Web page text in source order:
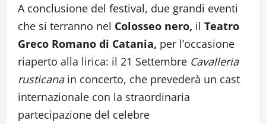
A conclusione del festival, due grandi eventi
che si terranno nel Colosseo nero, il Teatro
Greco Romano di Catania, per l’occasione
riaperto alla lirica: il 21 Settembre Cavalleria
rusticanain concerto, che prevederà un cast
internazionale con la straordinaria
partecipazione del celebre